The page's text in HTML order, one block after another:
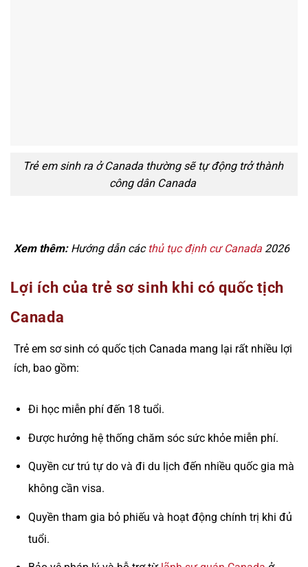
Trẻ em sinh ra ở Canada thường sẽ tự động trở thành
công dân Canada
Xem thêm:Hướng dẫn các thủ tục định cư Canada 2026
Lợi ích của trẻ sơ sinh khi có quốc tịch
Canada
Trẻ em sơ sinh có quốc tịch Canada mang lại rất nhiều lợi
ích, bao gồm:
Đi học miễn phí đến 18 tuổi.
Được hưởng hệ thống chăm sóc sức khỏe miễn phí.
Quyền cư trú tự do và đi du lịch đến nhiều quốc gia mà
không cần visa.
Quyền tham gia bỏ phiếu và hoạt động chính trị khi đủ
tuổi.